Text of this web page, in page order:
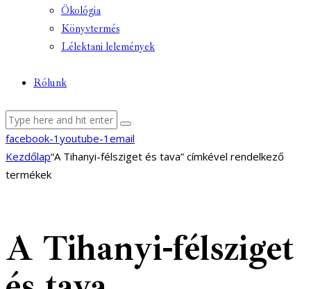
Ökológia
Könyvtermés
Lélektani lelemények
Rólunk
facebook-1 youtube-1 email
Kezdőlap“A Tihanyi-félsziget és tava” címkével rendelkező
termékek
A Tihanyi-félsziget